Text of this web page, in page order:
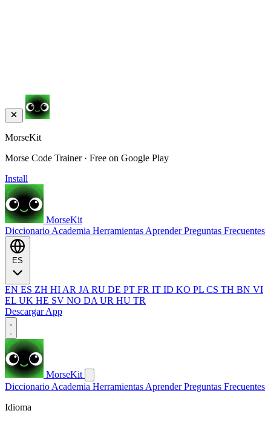
MorseKit
Morse Code Trainer · Free on Google Play
Install
MorseKit
Diccionario Academia Herramientas AprenderPreguntas Frecuentes
EN ES ZH HI AR JA RU DE PT FR IT ID KO PL CS TH BN VI
EL UK HE SV NO DA UR HU TR
Descargar App
MorseKit
Diccionario Academia Herramientas AprenderPreguntas Frecuentes
Idioma